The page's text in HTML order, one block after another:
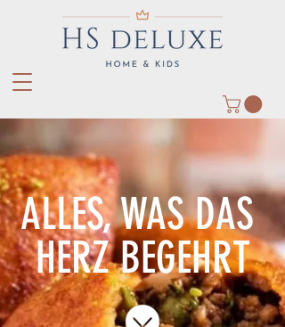
ALLES, WAS DAS
HERZ BEGEHRT